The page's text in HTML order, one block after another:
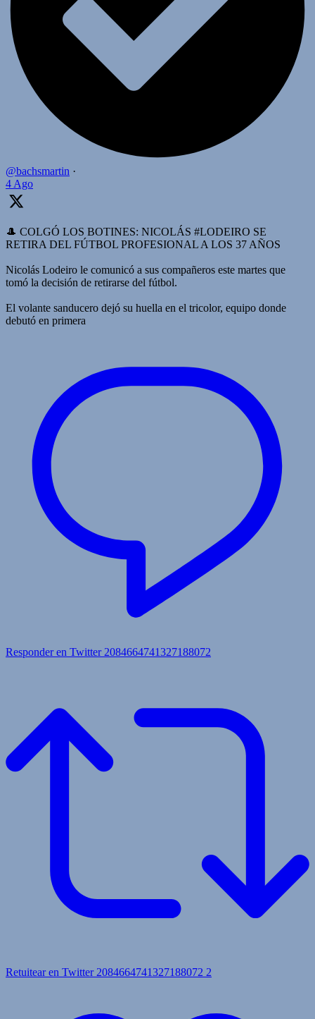
@bachsmartin ·
4 Ago
🎩 COLGÓ LOS BOTINES: NICOLÁS #LODEIRO SE
RETIRA DEL FÚTBOL PROFESIONAL A LOS 37 AÑOS
Nicolás Lodeiro le comunicó a sus compañeros este martes que
tomó la decisión de retirarse del fútbol.
El volante sanducero dejó su huella en el tricolor, equipo donde
debutó en primera
Responder en Twitter 2084664741327188072
Retuitear en Twitter 2084664741327188072 2